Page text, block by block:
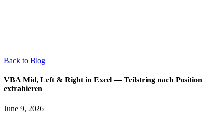
Back to Blog
VBA Mid, Left & Right in Excel — Teilstring nach Position
extrahieren
June 9, 2026